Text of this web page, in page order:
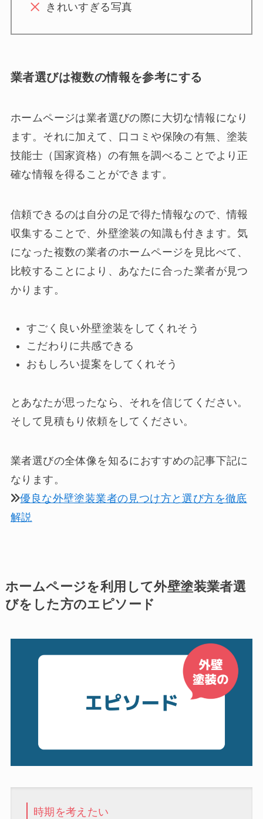
きれいすぎる写真
業者選びは複数の情報を参考にする
ホームページは業者選びの際に大切な情報になり
ます。それに加えて、口コミや保険の有無、塗装
技能士（国家資格）の有無を調べることでより正
確な情報を得ることができます。
信頼できるのは自分の足で得た情報なので、情報
収集することで、外壁塗装の知識も付きます。気
になった複数の業者のホームページを見比べて、
比較することにより、あなたに合った業者が見つ
かります。
すごく良い外壁塗装をしてくれそう
こだわりに共感できる
おもしろい提案をしてくれそう
とあなたが思ったなら、それを信じてください。
そして見積もり依頼をしてください。
業者選びの全体像を知るにおすすめの記事下記に
なります。
優良な外壁塗装業者の見つけ方と選び方を徹底
解説
ホームページを利用して外壁塗装業者選
びをした方のエピソード
時期を考えたい